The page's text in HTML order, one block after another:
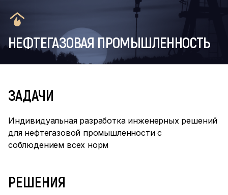
НЕФТЕГАЗОВАЯ ПРОМЫШЛЕННОСТЬ
ЗАДАЧИ
Индивидуальная разработка инженерных решений
для нефтегазовой промышленности с
соблюдением всех норм
РЕШЕНИЯ